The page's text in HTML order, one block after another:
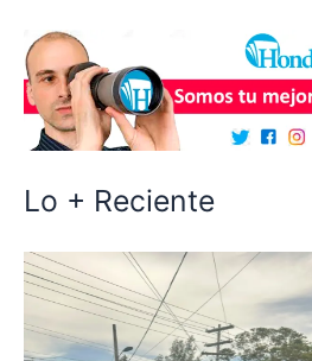
Lo + Reciente